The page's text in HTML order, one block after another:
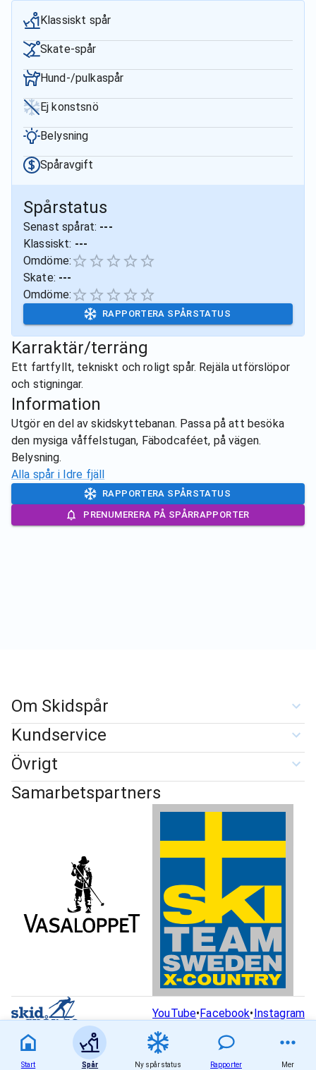
Start Spår Ny spårstatus Rapporter Mer
Klassiskt spår
Skate-spår
Hund-/pulkaspår
Ej konstsnö
Belysning
Spåravgift
Spårstatus
Senast spårat: ---
Klassiskt: ---
Omdöme:
Skate: ---
Omdöme:
RAPPORTERA SPÅRSTATUS
Karraktär/terräng
Ett fartfyllt, tekniskt och roligt spår. Rejäla utförslöpor
och stigningar.
Information
Utgör en del av skidskyttebanan. Passa på att besöka
den mysiga våffelstugan, Fäbodcaféet, på vägen.
Belysning.
Alla spår i Idre fjäll
RAPPORTERA SPÅRSTATUS
PRENUMERERA PÅ SPÅRRAPPORTER
Om Skidspår
Kundservice
Övrigt
Samarbetspartners
YouTube•Facebook•Instagram